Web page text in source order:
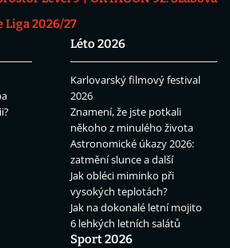
Liga 2026/27
Léto 2026
Karlovarský filmový festival
2026
Znamení, že jste potkali
někoho z minulého života
Astronomické úkazy 2026:
zatmění slunce a další
Jak obléci miminko při
vysokých teplotách?
Jak na dokonalé letní mojito
6 lehkých letních salátů
Sport 2026